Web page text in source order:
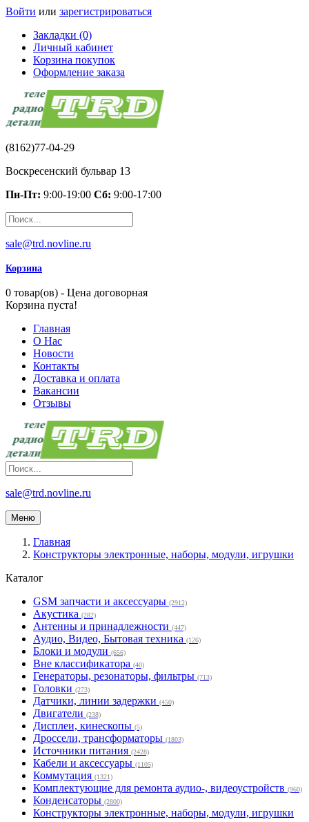
Войти или зарегистрироваться
Закладки (0)
Личный кабинет
Корзина покупок
Оформление заказа
(8162)77-04-29
Воскресенский бульвар 13
Пн-Пт: 9:00-19:00 Сб: 9:00-17:00
sale@trd.novline.ru
Корзина
0 товар(ов) - Цена договорная
Корзина пуста!
Главная
О Нас
Новости
Контакты
Доставка и оплата
Вакансии
Отзывы
sale@trd.novline.ru
Меню
Главная
Конструкторы электронные, наборы, модули, игрушки
Каталог
GSM запчасти и аксессуары (2912)
Акустика (282)
Антенны и принадлежности (447)
Аудио, Видео, Бытовая техника (126)
Блоки и модули (656)
Вне классификатора (40)
Генераторы, резонаторы, фильтры (713)
Головки (273)
Датчики, линии задержки (450)
Двигатели (238)
Дисплеи, кинескопы (5)
Дроссели, трансформаторы (1803)
Источники питания (2428)
Кабели и аксессуары (1105)
Коммутация (1321)
Комплектующие для ремонта аудио-, видеоустройств (960)
Конденсаторы (2800)
Конструкторы электронные, наборы, модули, игрушки